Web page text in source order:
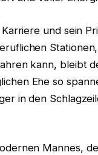
und sein
kann, bleibt
Ehe so
in den
Mannes,